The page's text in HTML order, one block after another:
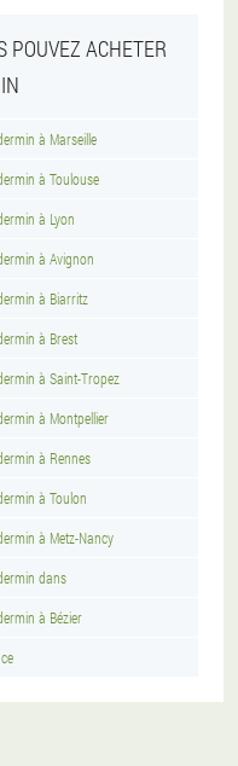
POUVEZ ACHETER
à Marseille
à Toulouse
à Lyon
à Avignon
à Biarritz
à Brest
à Saint-Tropez
à Montpellier
à Rennes
à Toulon
à Metz-Nancy
dans
à Bézier